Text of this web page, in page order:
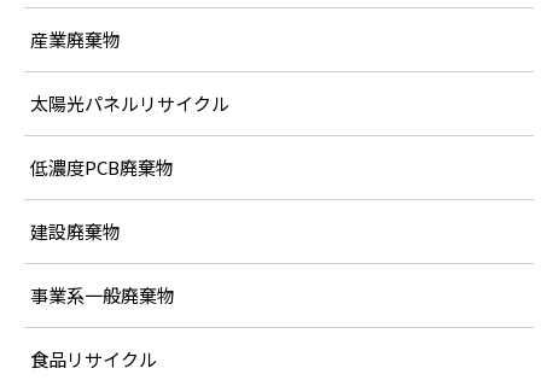
産業廃棄物
太陽光パネルリサイクル
低濃度PCB廃棄物
建設廃棄物
事業系一般廃棄物
食品リサイクル